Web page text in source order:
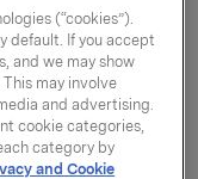
Öntől érkező
azért
Önnel, illetve
vagy
(“cookies”).
default. If you accept
and we may show
may involve
and advertising.
cookie categories,
category by
and Cookie